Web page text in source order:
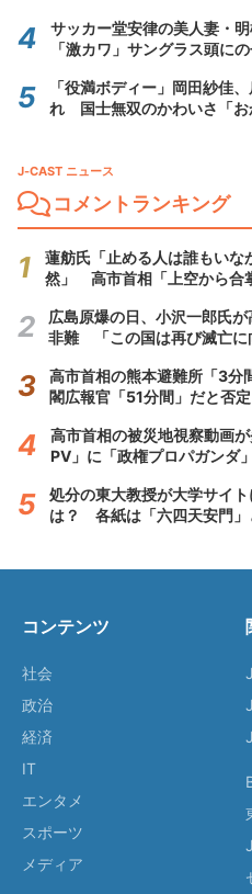
サッカー堂安律の美人妻・
「激カワ」サングラス頭に
「役満ボディー」岡田紗佳
れ 国士無双のかわいさ「お
J-CAST ニュース
コメントランキング
蓮舫氏「止める人は誰もいな
然」 高市首相「上空から合
広島原爆の日、小沢一郎氏
非難 「この国は再び滅亡に
高市首相の熊本避難所「3
閣広報官「51分間」だと否定
高市首相の被災地視察動画
PV」に「政権プロパガンダ
処分の東大教授が大学サイ
は？ 各紙は「六四天安門」
コンテンツ
社会
政治
経済
IT
エンタメ
スポーツ
メディア